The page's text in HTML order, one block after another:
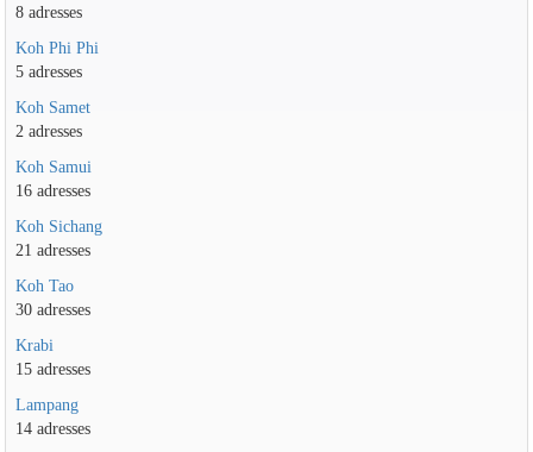
8 adresses
Koh Phi Phi
5 adresses
Koh Samet
2 adresses
Koh Samui
16 adresses
Koh Sichang
21 adresses
Koh Tao
30 adresses
Krabi
15 adresses
Lampang
14 adresses